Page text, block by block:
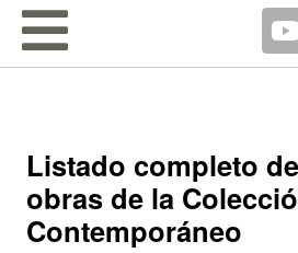
Listado completo
obras de la
Contemporáneo